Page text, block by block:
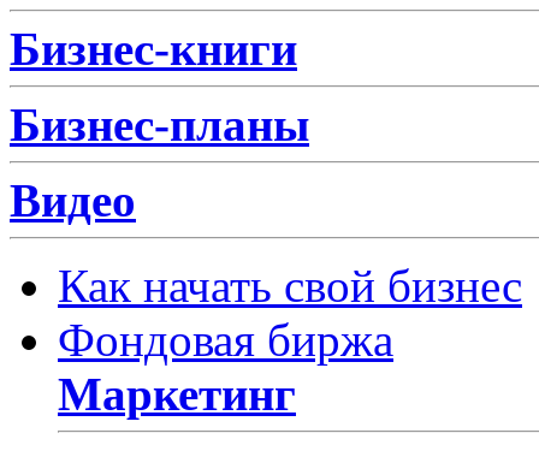
Бизнес-книги
Бизнес-планы
Видео
Как начать свой бизнес
Фондовая биржа
Маркетинг